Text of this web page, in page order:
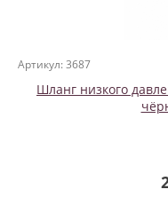
Артикул: 3687
Шланг низкого